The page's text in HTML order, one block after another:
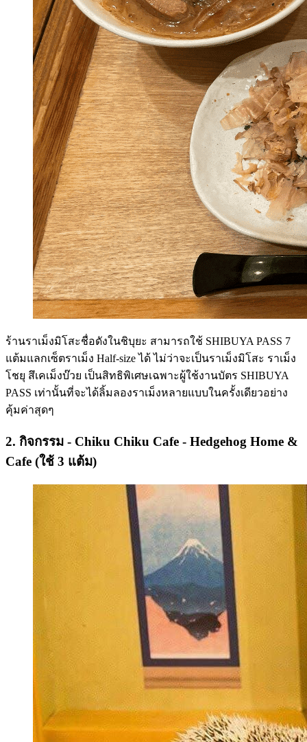
ร้านราเม็งมิโสะชื่อดังในชิบุยะ สามารถใช้ SHIBUYA PASS 7
แต้มแลกเซ็ตราเม็ง Half-size ได้ ไม่ว่าจะเป็นราเม็งมิโสะ ราเม็ง
โชยุ สึเคเม็งบ๊วย เป็นสิทธิพิเศษเฉพาะผู้ใช้งานบัตร SHIBUYA
PASS เท่านั้นที่จะได้ลิ้มลองราเม็งหลายแบบในครั้งเดียวอย่าง
คุ้มค่าสุดๆ
2. กิจกรรม - Chiku Chiku Cafe - Hedgehog Home &
Cafe (ใช้ 3 แต้ม)